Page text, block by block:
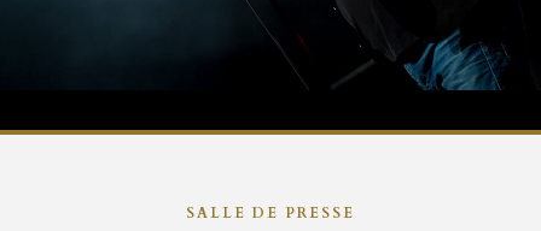
SALLE DE PRESSE